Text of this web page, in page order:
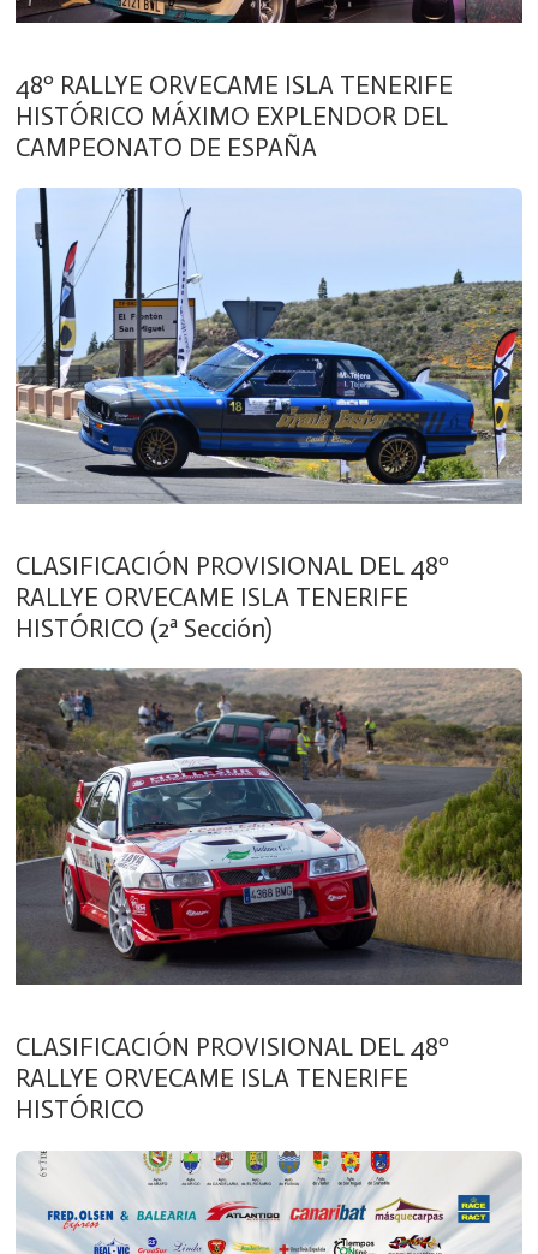
48º RALLYE ORVECAME ISLA TENERIFE
HISTÓRICO MÁXIMO EXPLENDOR DEL
CAMPEONATO DE ESPAÑA
CLASIFICACIÓN PROVISIONAL DEL 48º
RALLYE ORVECAME ISLA TENERIFE
HISTÓRICO (2ª Sección)
CLASIFICACIÓN PROVISIONAL DEL 48º
RALLYE ORVECAME ISLA TENERIFE
HISTÓRICO